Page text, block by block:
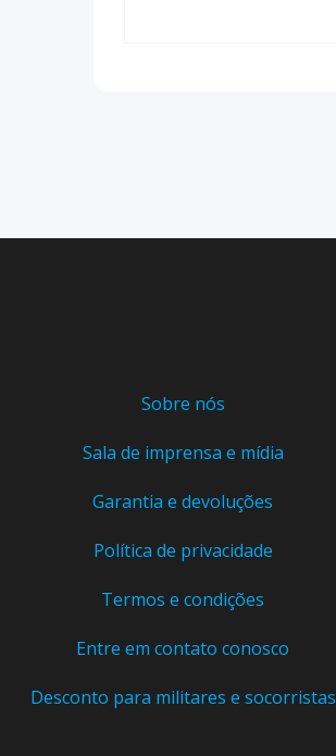
Sobre nós
Sala de imprensa e mídia
Garantia e devoluções
Política de privacidade
Termos e condições
Entre em contato conosco
Desconto para militares e socorristas